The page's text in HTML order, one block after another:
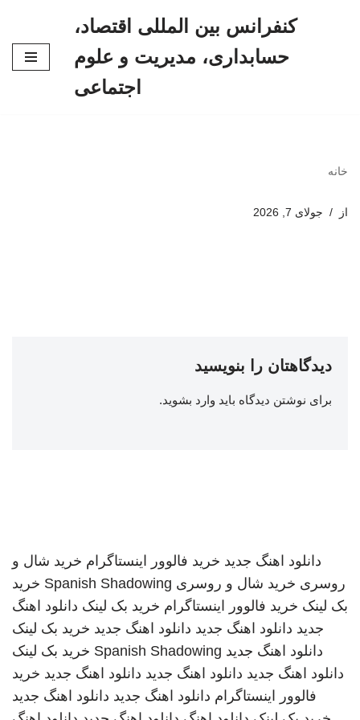
کنفرانس بین المللی اقتصاد،
حسابداری، مدیریت و علوم
اجتماعی
خانه
از جولای 7, 2026
دیدگاهتان را بنویسید
برای نوشتن دیدگاه باید وارد بشوید.
دانلود اهنگ جدید خرید فالوور اینستاگرام خرید شال و
روسری خرید شال و روسری Spanish Shadowing خرید
بک لینک خرید فالوور اینستاگرام خرید بک لینک دانلود اهنگ
جدید دانلود اهنگ جدید دانلود اهنگ جدید خرید بک لینک
دانلود اهنگ جدید Spanish Shadowing خرید بک لینک
دانلود اهنگ جدید دانلود اهنگ جدید دانلود اهنگ جدید خرید
فالوور اینستاگرام دانلود اهنگ جدید دانلود اهنگ جدید